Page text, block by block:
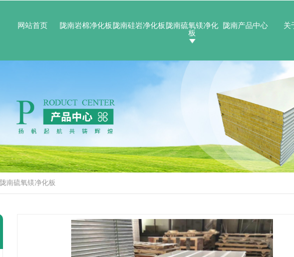
网站首页 陇南岩棉净化板 陇南硅岩净化板 陇南硫氧镁净化
板
陇南产品中心 关
陇南硫氧镁净化板